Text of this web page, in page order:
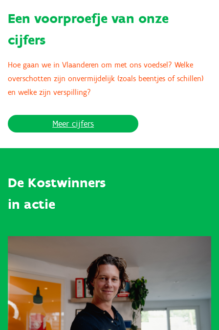
Een voorproefje van onze
cijfers
Hoe gaan we in Vlaanderen om met ons voedsel? Welke
overschotten zijn onvermijdelijk (zoals beentjes of schillen)
en welke zijn verspilling?
Meer cijfers
De Kostwinners
in actie